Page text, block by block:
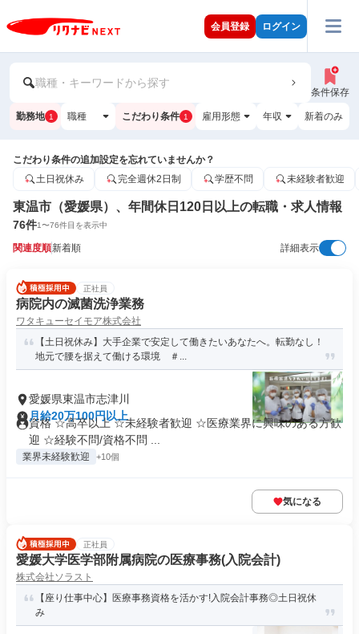
会員登録 ログイン
職種・キーワードから探す
条件保存
勤務地 1 職種 こだわり条件 1 雇用形態 年収 新着のみ
こだわり条件の追加設定を忘れていませんか？
土日祝休み
完全週休2日制 学歴不問 未経験者歓迎
東温市（愛媛県）、年間休日120日以上の転職・求人情報
76件1〜76件目を表示中
関連度順新着順 詳細表示
正社員
病院内の滅菌洗浄業務
ワタキューセイモア株式会社
【土日祝休み】大手企業で安定して働きたいあなたへ。転勤なし！
地元で腰を据えて働ける環境 ＃...
愛媛県東温市志津川
月給20万100円以上
資格 ☆高卒以上 ☆未経験者歓迎 ☆医療業界に興味のある方歓
迎 ☆経験不問/資格不問 ...
業界未経験歓迎 +10個
気になる
正社員
愛媛大学医学部附属病院の医療事務(入院会計)
株式会社ソラスト
【座り仕事中心】医療事務資格を活かす!入院会計事務◎土日祝休
み